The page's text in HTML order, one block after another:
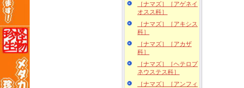
［ナマズ］［アゲネイ
オスス科］
［ナマズ］［アキシス
科］
［ナマズ］［アカザ
科］
［ナマズ］［ヘテロプ
ネウステス科］
［ナマズ］［アンフィ